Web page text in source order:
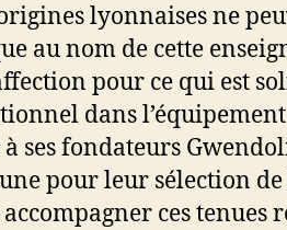
lyonnaises ne
au nom de cette
pour ce qui est
dans
ses fondateurs
pour leur sélection
ces tenues